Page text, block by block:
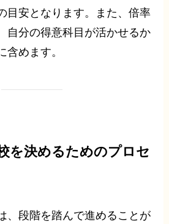
目安となります。また、倍率
自分の得意科目が活かせるか
含めます。
を決めるためのプロセ
、段階を踏んで進めることが